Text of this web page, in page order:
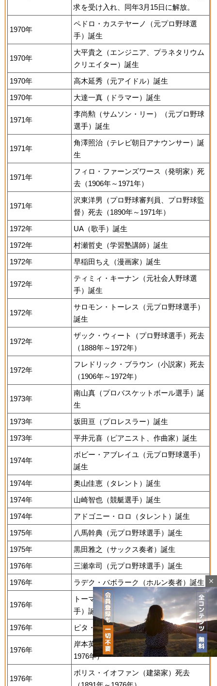
求を受け入れ、同年3月15日に解放。
1970年
ペドロ・カステヤーノ（元プロ野球選
手）誕生
1970年
大平貴之（エンジニア、プラネタリウム
クリエイター）誕生
1970年
高木延秀（元アイドル）誕生
1970年
大達一真（ドラマー）誕生
1971年
李尚勲（サムソン・リー）（元プロ野球
選手）誕生
1971年
角澤照治（テレビ朝日アナウンサー）誕
生
1971年
フィロ・ファーンズワース（発明家）死
去（1906年～1971年）
1971年
沢東洋男（プロ野球審判員、プロ野球監
督）死去（1890年～1971年）
1972年
UA（歌手）誕生
1972年
村瀬哲史（学習塾講師）誕生
1972年
早稲田ちえ（漫画家）誕生
1972年
ティミィ・キーナン（元社会人野球選
手）誕生
1972年
サロモン・トーレス（元プロ野球選手）
誕生
1972年
ザック・ウィート（プロ野球選手）死去
（1888年～1972年）
1972年
フレドリック・ブラウン（小説家）死去
（1906年～1972年）
1973年
南山真（プロバスケットボール選手）誕
生
1973年
坂田亘（プロレスラー）誕生
1973年
平井元喜（ピアニスト、作曲家）誕生
1974年
ボビー・アブレイユ（元プロ野球選手）
誕生
1974年
奥山佳恵（タレント）誕生
1974年
山崎智也（競艇選手）誕生
1974年
アドゴニー・ロロ（タレント）誕生
1975年
八馬幹典（元プロ野球選手）誕生
1975年
黒田雅之（サックス奏者）誕生
1976年
三瀬幸司（元プロ野球選手）誕生
1976年
ラデク・バボラーク（ホルン奏者）誕生
1976年
トーマス・グラヴェセン（元サッカー選
手）誕生
1976年
ピタ・アラティニ（ラグビー選手）誕生
1976年
岸本英太郎（経済学者）死去（1914年～
1976年）
1976年
ボリス・イオファン（建築家）死去
close